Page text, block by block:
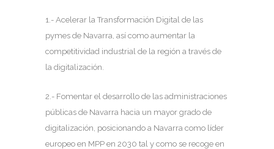
1.- Acelerar la Transformación Digital de las
pymes de Navarra, así como aumentar la
competitividad industrial de la región a través de
la digitalización.
2.- Fomentar el desarrollo de las administraciones
públicas de Navarra hacia un mayor grado de
digitalización, posicionando a Navarra como líder
europeo en MPP en 2030 tal y como se recoge en